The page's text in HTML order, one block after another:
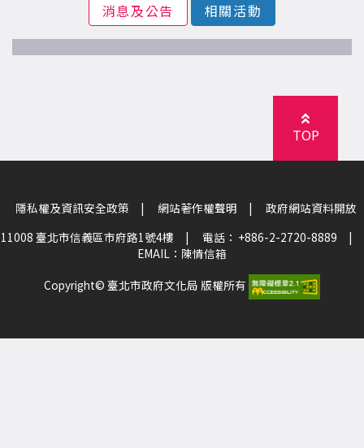
消息及公告 相關活動
TOP
隱私權及資訊安全政策 | 網站著作權聲明 | 政府網站資料開放
11008 臺北市信義區市府路1號4樓 | 電話： +886-2-2720-8889 |
EMAIL： 陳情信箱
Copyright© 臺北市政府文化局 版權所有